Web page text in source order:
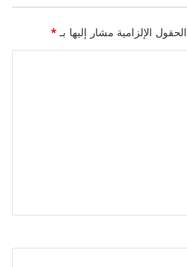
الحقول الإلزامية مشار إليها بـ*